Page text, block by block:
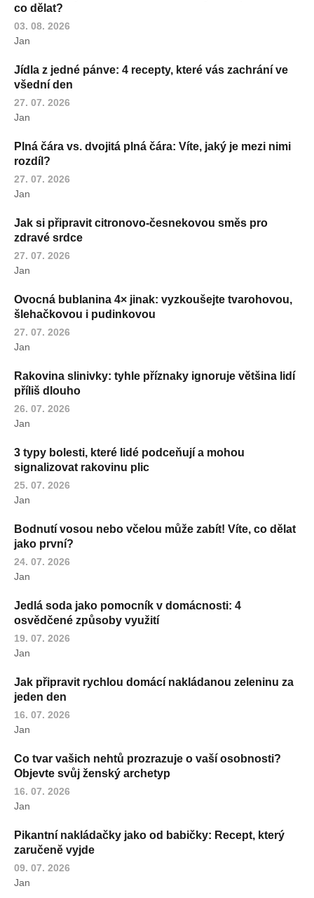
co dělat?
03. 08. 2026
Jan
Jídla z jedné pánve: 4 recepty, které vás zachrání ve
všední den
27. 07. 2026
Jan
Plná čára vs. dvojitá plná čára: Víte, jaký je mezi nimi
rozdíl?
27. 07. 2026
Jan
Jak si připravit citronovo-česnekovou směs pro
zdravé srdce
27. 07. 2026
Jan
Ovocná bublanina 4× jinak: vyzkoušejte tvarohovou,
šlehačkovou i pudinkovou
27. 07. 2026
Jan
Rakovina slinivky: tyhle příznaky ignoruje většina lidí
příliš dlouho
26. 07. 2026
Jan
3 typy bolesti, které lidé podceňují a mohou
signalizovat rakovinu plic
25. 07. 2026
Jan
Bodnutí vosou nebo včelou může zabít! Víte, co dělat
jako první?
24. 07. 2026
Jan
Jedlá soda jako pomocník v domácnosti: 4
osvědčené způsoby využití
19. 07. 2026
Jan
Jak připravit rychlou domácí nakládanou zeleninu za
jeden den
16. 07. 2026
Jan
Co tvar vašich nehtů prozrazuje o vaší osobnosti?
Objevte svůj ženský archetyp
16. 07. 2026
Jan
Pikantní nakládačky jako od babičky: Recept, který
zaručeně vyjde
09. 07. 2026
Jan